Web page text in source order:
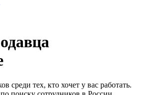
среди тех, кто хочет у вас работать.